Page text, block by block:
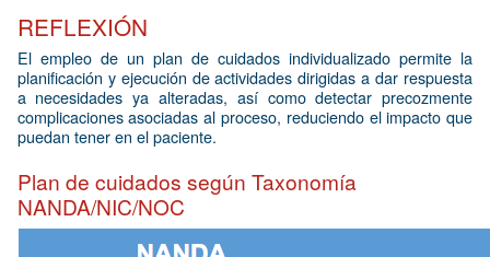
REFLEXIÓN
El empleo de un plan de cuidados individualizado permite la
planificación y ejecución de actividades dirigidas a dar respuesta
a necesidades ya alteradas, así como detectar precozmente
complicaciones asociadas al proceso, reduciendo el impacto que
puedan tener en el paciente.
Plan de cuidados según Taxonomía
NANDA/NIC/NOC